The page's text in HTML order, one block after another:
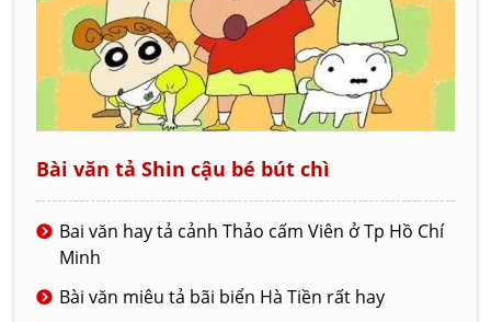
Bài văn tả Shin cậu bé bút chì
Bai văn hay tả cảnh Thảo cấm Viên ở Tp Hồ Chí
Minh
Bài văn miêu tả bãi biển Hà Tiền rất hay